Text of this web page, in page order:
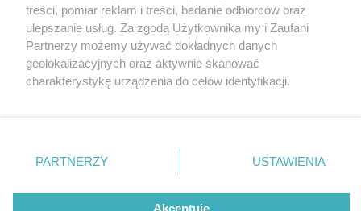
Nie zapomnij
zapoznać się z:
polityką prywatności regulamin korzystania z portali
Twojemiasto
Piekary Śląskie
Chorzów
Tarnowskie Góry
Gliwice
Skontakuj sięz nami
Kontakt
Wydawca
Redakcja
treści, pomiar reklam i treści, badanie odbiorców oraz
ulepszanie usług. Za zgodą Użytkownika my i Zaufani
Partnerzy możemy używać dokładnych danych
geolokalizacyjnych oraz aktywnie skanować
charakterystykę urządzenia do celów identyfikacji.
zmienić/wycofać klikając przycisk ustawień prywatności
znajdujący się w lewym dolnym rogu strony
rodzaje przetwarzania danych nie wymagają zgody
użytkownika, ale masz prawo sprzeciwić się takiemu
PARTNERZY USTAWIENIA
Akceptuję